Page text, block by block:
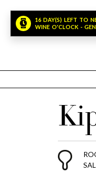
16 DAY(S) LEFT TO
WINE O'CLOCK -